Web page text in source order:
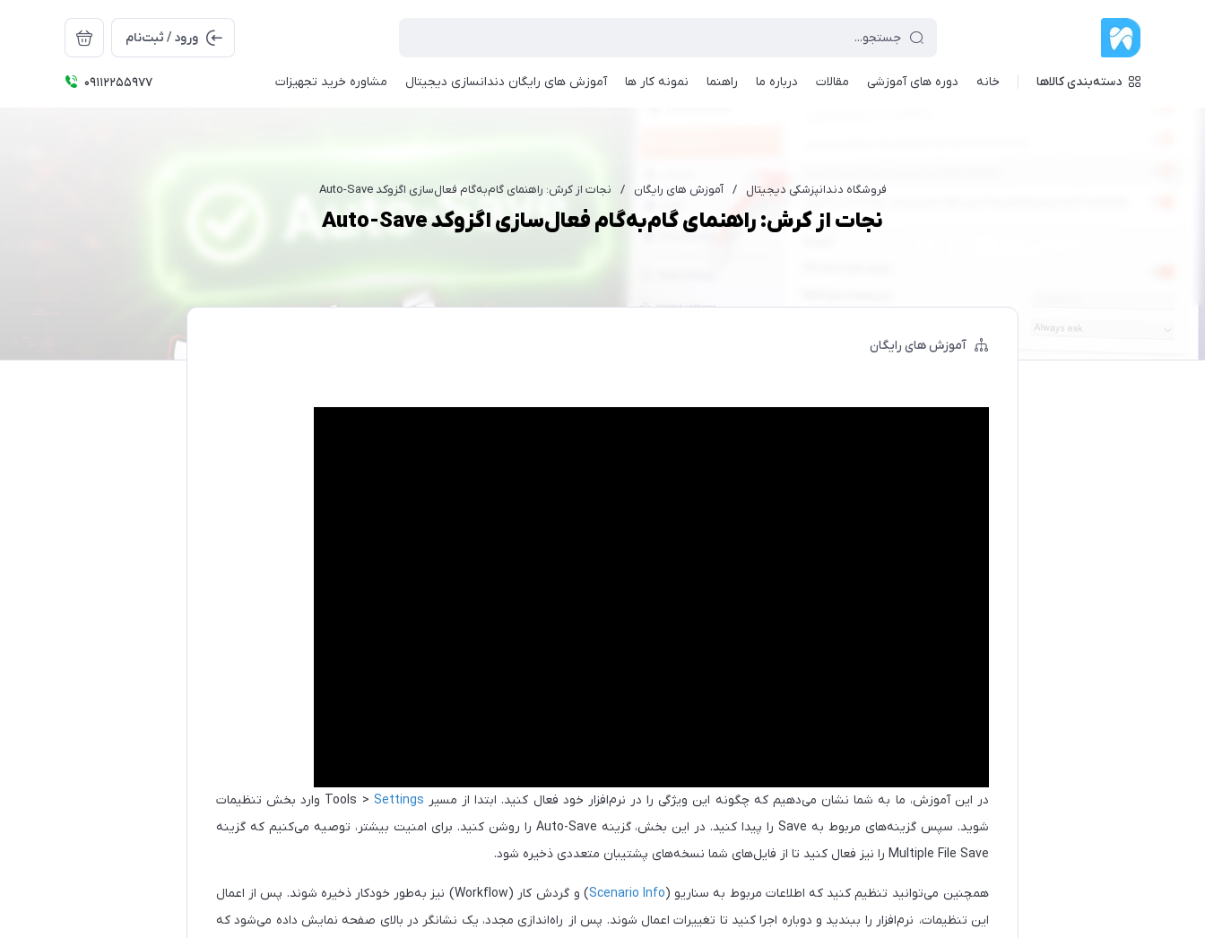
ورود / ثبت‌نام
دسته‌بندی کالاها خانه دوره های آموزشی مقالات درباره ما راهنما نمونه کار ها آموزش های رایگان دندانسازی دیجیتال مشاوره خرید تجهیزات 09112255977
فروشگاه دندانپزشکی دیجیتال / آموزش های رایگان / نجات از کرش: راهنمای گام‌به‌گام فعال‌سازی اگزوکد Auto-Save
نجات از کرش: راهنمای گام‌به‌گام فعال‌سازی اگزوکد Auto-Save
آموزش های رایگان
در این آموزش، ما به شما نشان می‌دهیم که چگونه این ویژگی را در نرم‌افزار خود فعال کنید. ابتدا از مسیر Tools > Settings
وارد بخش تنظیمات
شوید. سپس گزینه‌های مربوط به Save را پیدا کنید. در این بخش، گزینه Auto-Save را روشن کنید. برای امنیت بیشتر، توصیه می‌کنیم که گزینه
Multiple File Save را نیز فعال کنید تا از فایل‌های شما نسخه‌های پشتیبان متعددی ذخیره شود.
همچنین می‌توانید تنظیم کنید که اطلاعات مربوط به سناریو (Scenario Info
) و گردش کار (Workflow) نیز به‌طور خودکار ذخیره شوند. پس از اعمال
این تنظیمات، نرم‌افزار را ببندید و دوباره اجرا کنید تا تغییرات اعمال شوند. پس از راه‌اندازی مجدد، یک نشانگر در بالای صفحه نمایش داده می‌شود که